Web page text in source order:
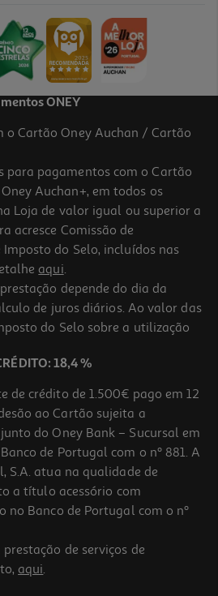
13 Nu
04 Nu
ONEY
o Cartão Oney Auchan / Cartão
para pagamentos com o Cartão
Auchan+, em todos os
Loja de valor igual ou superior a
acresce Comissão de
do Selo, incluídos nas
aqui.
depende do dia da
de juros diários. Ao valor das
do Selo sobre a utilização
18,4 %
de crédito de 1.500€ pago em 12
ao Cartão sujeita a
do Oney Bank – Sucursal em
de Portugal com o nº 881. A
S.A. atua na qualidade de
a título acessório com
no Banco de Portugal com o nº
de serviços de
aqui.